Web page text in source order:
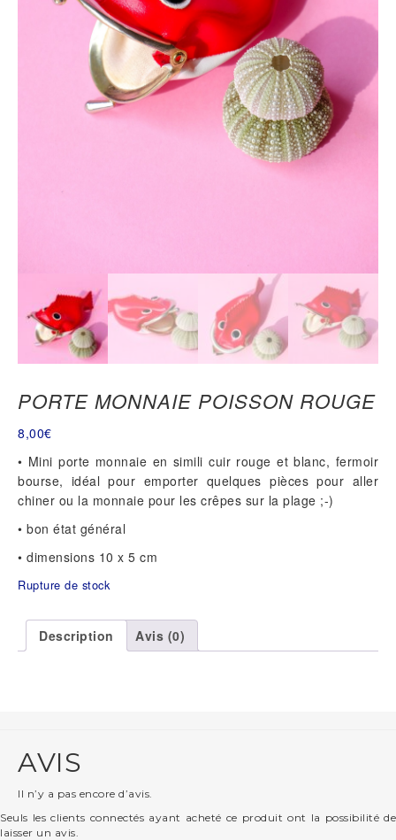
PORTE MONNAIE POISSON ROUGE
8,00€
• Mini porte monnaie en simili cuir rouge et blanc, fermoir
bourse, idéal pour emporter quelques pièces pour aller
chiner ou la monnaie pour les crêpes sur la plage ;-)
• bon état général
• dimensions 10 x 5 cm
Rupture de stock
Description Avis (0)
AVIS
Il n’y a pas encore d’avis.
Seuls les clients connectés ayant acheté ce produit ont la possibilité de
laisser un avis.